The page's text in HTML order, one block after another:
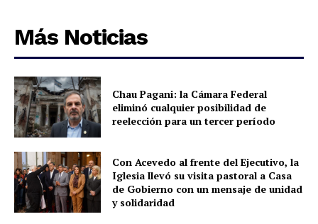
Más Noticias
Chau Pagani: la Cámara Federal
eliminó cualquier posibilidad de
reelección para un tercer período
Con Acevedo al frente del Ejecutivo, la
Iglesia llevó su visita pastoral a Casa
de Gobierno con un mensaje de unidad
y solidaridad